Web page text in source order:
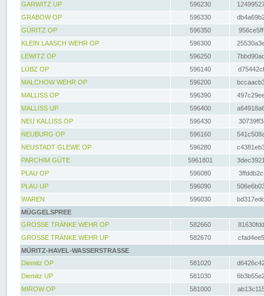
GARWITZ UP
596230
GRABOW OP
596330
GÜRITZ OP
596350
KLEIN LAASCH WEHR OP
596300
LEWITZ OP
596250
LÜBZ OP
596140
MALCHOW WEHR OP
596200
MALLISS OP
596390
MALLISS UP
596400
NEU KALLISS OP
596430
NEUBURG OP
596160
NEUSTADT GLEWE OP
596280
PARCHIM GÜTE
5961801
PLAU OP
596080
PLAU UP
596090
WAREN
596030
MÜGGELSPREE
GROSSE TRÄNKE WEHR OP
582660
GROSSE TRÄNKE WEHR UP
582670
MÜRITZ-HAVEL-WASSERSTRASSE
Diemitz OP
581020
Diemitz UP
581030
MIROW OP
581000